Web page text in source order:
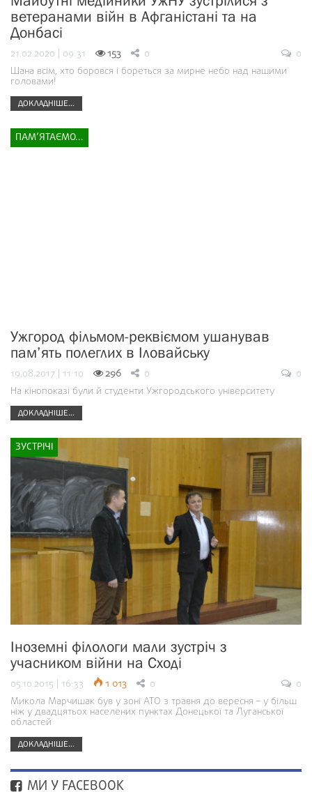
ветеранами війн в Афганістані та на
Донбасі
21.02.2020 | 09:31 153 0
0
Шана всім, хто боровся і бореться за мирне небо над нашими
головами!
ДОКЛАДНІШЕ...
ПАМ’ЯТАЄМО...
Ужгород фільмом-реквіємом ушанував
пам’ять полеглих в Іловайську
19.08.2017 | 11:10 296 0
0
На кінопоказі були й студенти Ужгородського університету
ДОКЛАДНІШЕ...
ЗУСТРІЧІ
Іноземні філологи мали зустріч з
учасником війни на Сході
05.10.2015 | 16:33 1 013 0
0
Микола Марчишак був у зоні АТО з травня до вересня – у більш
ніж у двадцятьох населених пунктах Донецької та Луганської
областей
ДОКЛАДНІШЕ...
МИ У FACEBOOK